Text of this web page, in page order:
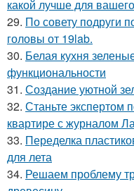
какой лучше для
29. По совету подруги
головы от 19lab.
30. Белая кухня
функциональности
31. Создание уютной
32. Станьте экспертом
квартире с журналом
33. Переделка
для лета
34. Решаем проблему